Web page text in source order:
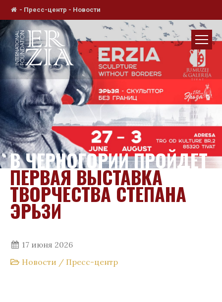
- Пресс-центр - Новости
В ЧЕРНОГОРИИ ПРОЙДЕТ
ПЕРВАЯ ВЫСТАВКА
ТВОРЧЕСТВА СТЕПАНА
ЭРЬЗИ
17 июня 2026
Новости / Пресс-центр